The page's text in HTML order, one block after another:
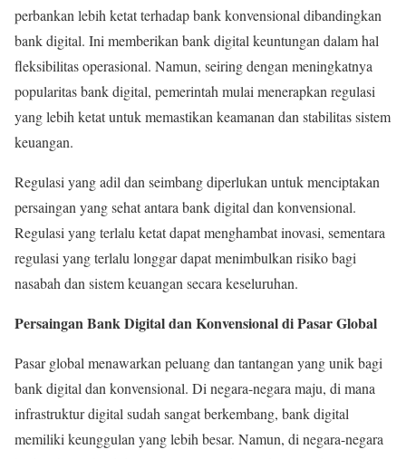
perbankan lebih ketat terhadap bank konvensional dibandingkan
bank digital. Ini memberikan bank digital keuntungan dalam hal
fleksibilitas operasional. Namun, seiring dengan meningkatnya
popularitas bank digital, pemerintah mulai menerapkan regulasi
yang lebih ketat untuk memastikan keamanan dan stabilitas sistem
keuangan.
Regulasi yang adil dan seimbang diperlukan untuk menciptakan
persaingan yang sehat antara bank digital dan konvensional.
Regulasi yang terlalu ketat dapat menghambat inovasi, sementara
regulasi yang terlalu longgar dapat menimbulkan risiko bagi
nasabah dan sistem keuangan secara keseluruhan.
Persaingan Bank Digital dan Konvensional di Pasar Global
Pasar global menawarkan peluang dan tantangan yang unik bagi
bank digital dan konvensional. Di negara-negara maju, di mana
infrastruktur digital sudah sangat berkembang, bank digital
memiliki keunggulan yang lebih besar. Namun, di negara-negara